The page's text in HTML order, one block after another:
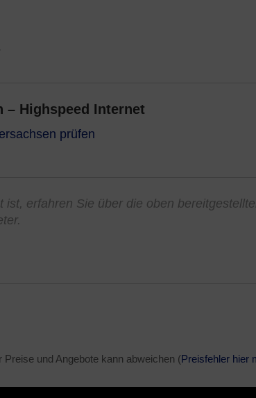
– Highspeed Internet
prüfen
erfahren Sie über die oben
Preise und Angebote kann abweichen (Preisfehler hier